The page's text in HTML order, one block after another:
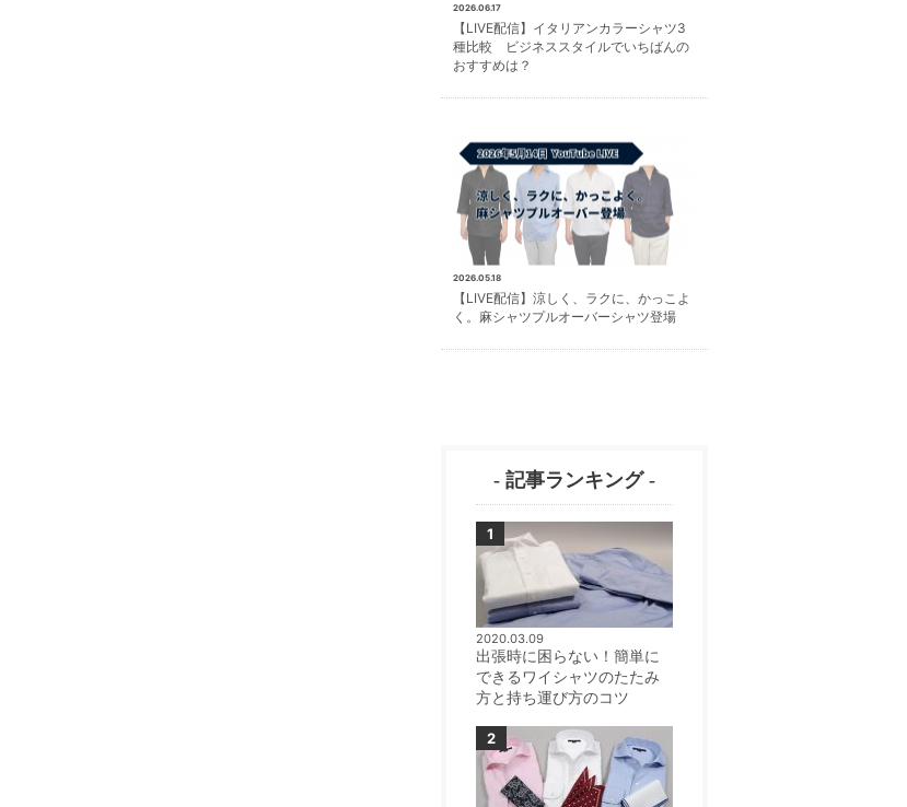
2026.06.17
【LIVE配信】イタリアンカラーシャツ3
種比較 ビジネススタイルでいちばんの
おすすめは？
2026.05.18
【LIVE配信】涼しく、ラクに、かっこよ
く。麻シャツプルオーバーシャツ登場
- 記事ランキング -
2020.03.09
出張時に困らない！簡単に
できるワイシャツのたたみ
方と持ち運び方のコツ